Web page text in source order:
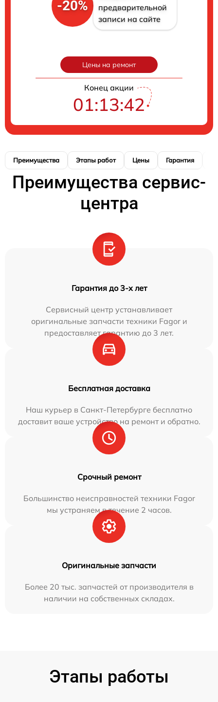
-20%
предварительной
записи на сайте
Цены на ремонт
Конец акции
01:13:40
Преимущества Этапы работ Цены Гарантия
Преимущества сервис-
центра
Гарантия до 3-х лет
Сервисный центр устанавливает
оригинальные запчасти техники Fagor и
предоставляет гарантию до 3 лет.
Бесплатная доставка
Наш курьер в Санкт-Петербурге бесплатно
доставит ваше устройство на ремонт и обратно.
Срочный ремонт
Большинство неисправностей техники Fagor
мы устраняем в течение 2 часов.
Оригинальные запчасти
Более 20 тыс. запчастей от производителя в
наличии на собственных складах.
Этапы работы